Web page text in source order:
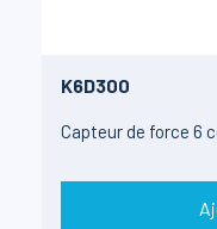
K6D300
Capteur de force 6